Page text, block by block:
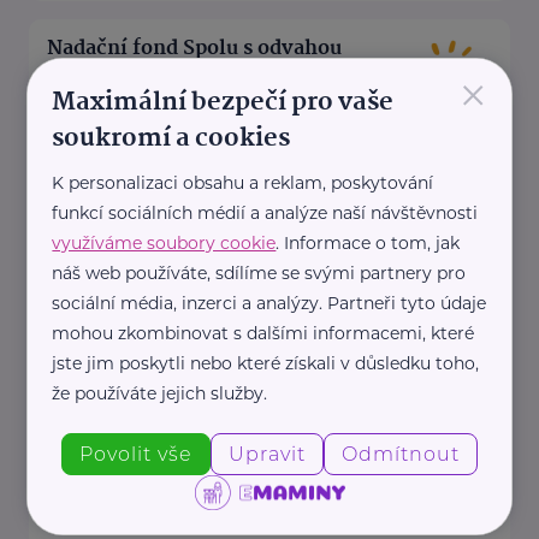
Nadační fond Spolu s odvahou
Žižkova 403 Mladá Boleslav
Nadační fond Spolu s odvahou
posláním je podporovat duševní
https://spolusodvahou.org/cz/
+420 725 565 273
info@spolusodvahou.cz
Národní ústav duševního zdraví, Pracovní
skupina pro výzkum duševního zdraví dětí a
adolescentů
Klecany
×
Maximální bezpečí pro vaše
soukromí a cookies
K personalizaci obsahu a reklam, poskytování
funkcí sociálních médií a analýze naší návštěvnosti
využíváme soubory cookie. Informace o tom, jak
náš web používáte, sdílíme se svými partnery pro
sociální média, inzerci a analýzy. Partneři tyto údaje
mohou zkombinovat s dalšími informacemi, které
jste jim poskytli nebo které získali v důsledku toho,
že používáte jejich služby.
Povolit vše Upravit Odmítnout